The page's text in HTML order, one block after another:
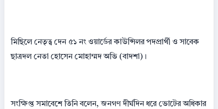
মিছিলে নেতৃত্ব দেন ৫১ নং ওয়ার্ডের কাউন্সিলর পদপ্রার্থী ও সাবেক
ছাত্রদল নেতা হোসেন মোহাম্মদ অভি (বাদশা)।
সংক্ষিপ্ত সমাবেশে তিনি বলেন, জনগণ দীর্ঘদিন ধরে ভোটের অধিকার